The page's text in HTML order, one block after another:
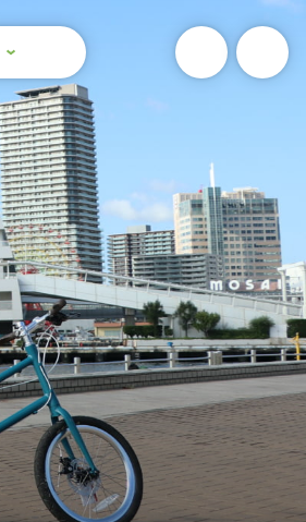
検索フォームを開閉する YouTube